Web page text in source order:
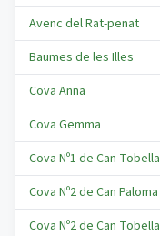
Avenc del Rat-penat
Baumes de les Illes
Cova Anna
Cova Gemma
Cova Nº1 de Can Tobella
Cova Nº2 de Can Paloma
Cova Nº2 de Can Tobella